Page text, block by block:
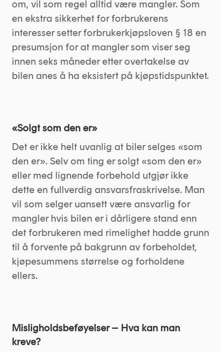
om, vil som regel alltid være mangler. Som
en ekstra sikkerhet for forbrukerens
interesser setter forbrukerkjøpsloven § 18 en
presumsjon for at mangler som viser seg
innen seks måneder etter overtakelse av
bilen anes å ha eksistert på kjøpstidspunktet.
«Solgt som den er»
Det er ikke helt uvanlig at biler selges «som
den er». Selv om ting er solgt «som den er»
eller med lignende forbehold utgjør ikke
dette en fullverdig ansvarsfraskrivelse. Man
vil som selger uansett være ansvarlig for
mangler hvis bilen er i dårligere stand enn
det forbrukeren med rimelighet hadde grunn
til å forvente på bakgrunn av forbeholdet,
kjøpesummens størrelse og forholdene
ellers.
Misligholdsbeføyelser – Hva kan man
kreve?